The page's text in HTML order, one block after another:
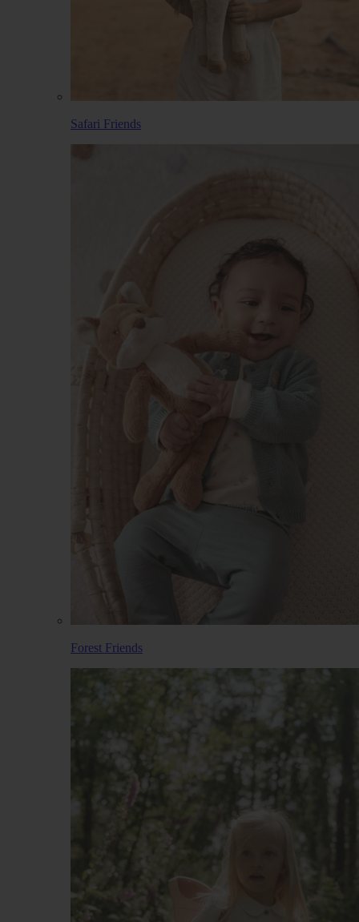
Safari Friends
Forest Friends